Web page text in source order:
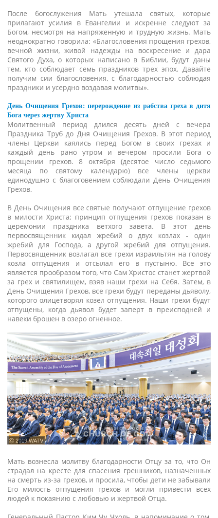
После богослужения Мать утешала святых, которые
прилагают усилия в Евангелии и искренне следуют за
Богом, несмотря на напряженную и трудную жизнь. Мать
неоднократно говорила: «Благословения прощения грехов,
вечной жизни, живой надежды на воскресение и дара
Святого Духа, о которых написано в Библии, будут даны
тем, кто соблюдает семь праздников трех эпох. Давайте
получим сии благословения, с благодарностью соблюдая
праздники и усердно воздавая молитвы».
День Очищения Грехов: перерождение из рабства греха в дитя
Бога через жертву Христа
Молитвенный период длился десять дней с вечера
Праздника Труб до Дня Очищения Грехов. В этот период
члены Церкви каялись перед Богом в своих грехах и
каждый день рано утром и вечером просили Бога о
прощении грехов. 8 октября (десятое число седьмого
месяца по святому календарю) все члены церкви
единодушно с благоговением соблюдали День Очищения
Грехов.
В День Очищения все святые получают отпущение грехов
в милости Христа; принцип отпущения грехов показан в
церемонии праздника ветхого завета. В этот день
первосвященник кидал жребий о двух козлах - один
жребий для Господа, а другой жребий для отпущения.
Первосвященник возлагал все грехи израильтян на голову
козла отпущения и отсылал его в пустыню. Все это
является прообразом того, что Сам Христос станет жертвой
за грех и святилищем, взяв наши грехи на Себя. Затем, в
День Очищения Грехов, все грехи будут переданы дьяволу,
которого олицетворял козел отпущения. Наши грехи будут
отпущены, когда дьявол будет заперт в преисподней и
навеки брошен в озеро огненное.
ⓒ 2019 WATV
Мать вознесла молитву благодарности Отцу за то, что Он
страдал на кресте для спасения грешников, назначенных
на смерть из-за грехов, и просила, чтобы дети не забывали
Его милость отпущения грехов и могли привести всех
людей к покаянию с любовью и жертвой Отца.